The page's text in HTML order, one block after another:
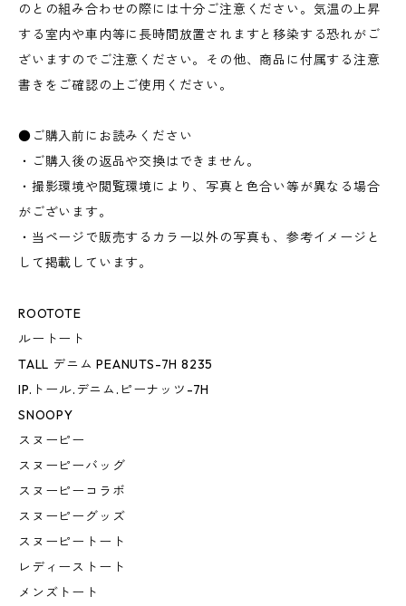
のとの組み合わせの際には十分ご注意ください。気温の上昇
する室内や車内等に長時間放置されますと移染する恐れがご
ざいますのでご注意ください。その他、商品に付属する注意
書きをご確認の上ご使用ください。
●ご購入前にお読みください
・ご購入後の返品や交換はできません。
・撮影環境や閲覧環境により、写真と色合い等が異なる場合
がございます。
・当ページで販売するカラー以外の写真も、参考イメージと
して掲載しています。
ROOTOTE
ルートート
TALL デニム PEANUTS-7H 8235
IP.トール.デニム.ピーナッツ-7H
SNOOPY
スヌーピー
スヌーピーバッグ
スヌーピーコラボ
スヌーピーグッズ
スヌーピートート
レディーストート
メンズトート